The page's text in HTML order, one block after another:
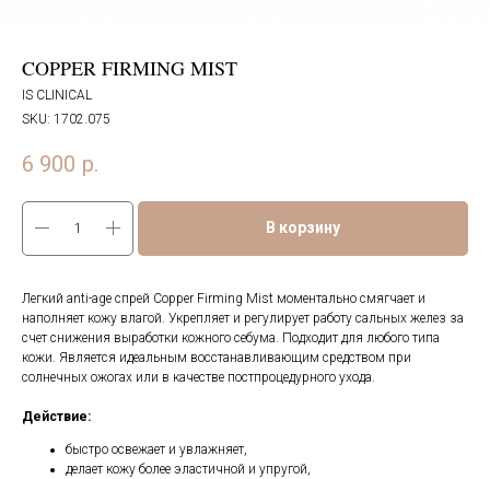
COPPER FIRMING MIST
IS CLINICAL
SKU: 1702.075
6 900 р.
В корзину
Легкий anti-age спрей Copper Firming Mist моментально смягчает и
наполняет кожу влагой. Укрепляет и регулирует работу сальных желез за
счет снижения выработки кожного себума. Подходит для любого типа
кожи. Является идеальным восстанавливающим средством при
солнечных ожогах или в качестве постпроцедурного ухода.
Действие:
быстро освежает и увлажняет,
делает кожу более эластичной и упругой,